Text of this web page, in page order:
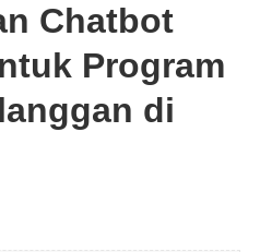
Chatbot
Program
di